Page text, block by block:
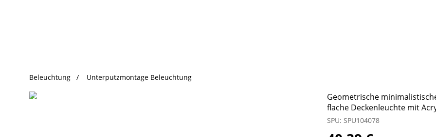
Beleuchtung Unterputzmontage Beleuchtung
Geometrische
flache Deckenleuchte mit
SPU: SPU104078